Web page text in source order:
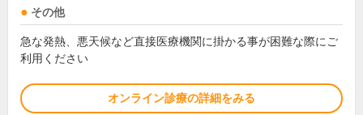
その他
急な発熱、悪天候など直接医療機関に掛かる事が困難な際にご
利用ください
オンライン診療の詳細をみる